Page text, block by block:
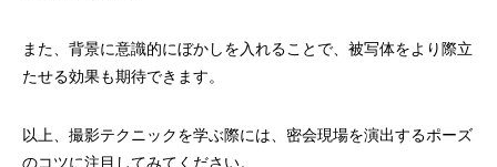
また、背景に意識的にぼかしを入れることで、被写体をより際立
たせる効果も期待できます。
以上、撮影テクニックを学ぶ際には、密会現場を演出するポーズ
のコツに注目してみてください。